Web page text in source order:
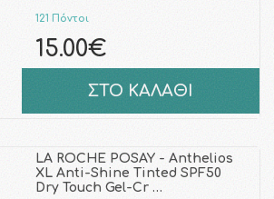
121 Πόντοι
15.00€
ΣΤΟ ΚΑΛΑΘΙ
LA ROCHE POSAY - Anthelios
XL Anti-Shine Tinted SPF50
Dry Touch Gel-Cr …